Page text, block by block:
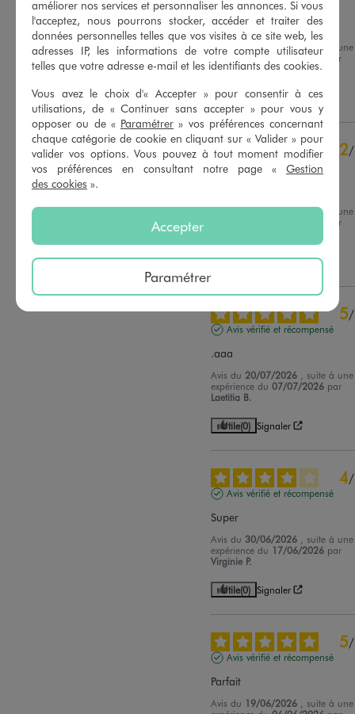
Basé sur 11 avis soumis à un
contrôle
Voir tous les avis sur ce site
5étoiles
7
4étoiles
2
3étoiles
1
2étoiles
1
1étoile
Très belle matière
Avis du31/07/2026 , suite à une
expérience du
18/07/2026
par
Isabelle J.
Utile (0) Signaler
2/
Avis vérifié et récompensé
Avis du25/07/2026 , suite à une
par
Utile(0) Signaler
5/
Avis vérifié et récompensé
.aaa
Avis du 20/07/2026
, suite à une
expérience du07/07/2026 par
Laetitia B.
Utile(0) Signaler
4/
Avis vérifié et récompensé
Super
Avis du 30/06/2026
, suite à une
expérience du 17/06/2026 par
Virginie P.
Utile(0) Signaler
5/
Avis vérifié et récompensé
Parfait
Avis du 19/06/2026
, suite à une
améliorer nos services et personnaliser les annonces. Si vous
l'acceptez, nous pourrons stocker, accéder et traiter des
données personnelles telles que vos visites à ce site web, les
adresses IP, les informations de votre compte utilisateur
telles que votre adresse e-mail et les identifiants des cookies.
Vous avez le choix d'« Accepter » pour consentir à ces
utilisations, de « Continuer sans accepter » pour vous y
opposer ou de « Paramétrer » vos préférences concernant
chaque catégorie de cookie en cliquant sur « Valider » pour
valider vos options. Vous pouvez à tout moment modifier
vos préférences en consultant notre page « Gestion
des cookies ».
Accepter
Paramétrer